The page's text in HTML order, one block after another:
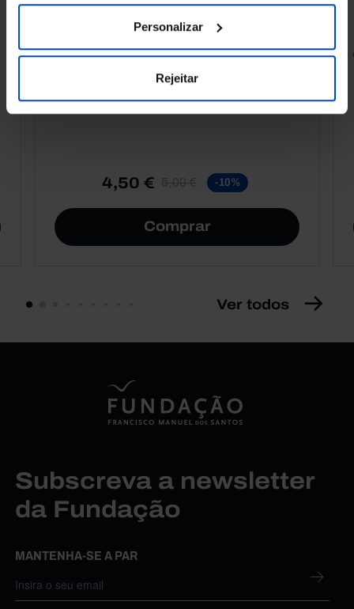
Personalizar
Rejeitar
RETRATOS
Promessas do Futebol
4,50 € 5,00 € -10%
Comprar
Ver todos
Subscreva a newsletter
da Fundação
MANTENHA-SE A PAR